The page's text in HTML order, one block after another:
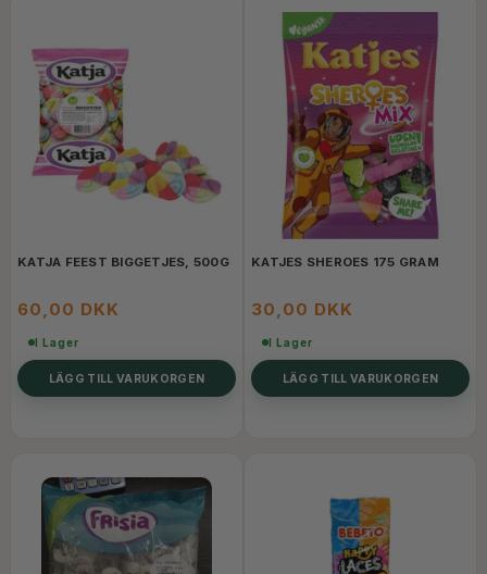
KATJA FEEST BIGGETJES, 500G
60,00 DKK
I Lager
LÄGG TILL VARUKORGEN
KATJES SHEROES 175 GRAM
30,00 DKK
I Lager
LÄGG TILL VARUKORGEN